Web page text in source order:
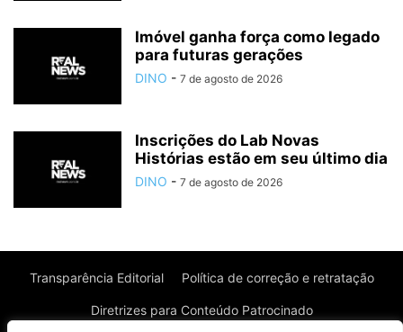
Imóvel ganha força como legado
para futuras gerações
DINO - 7 de agosto de 2026
Inscrições do Lab Novas
Histórias estão em seu último dia
DINO - 7 de agosto de 2026
Transparência Editorial Política de correção e retratação
Diretrizes para Conteúdo Patrocinado